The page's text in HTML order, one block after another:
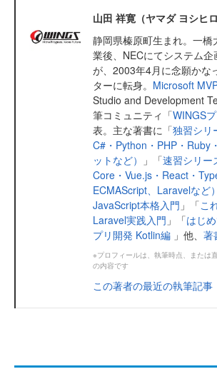
山田 祥寛（ヤマダ ヨシヒロ
静岡県榛原町生まれ。一橋
業後、NECにてシステム企
が、2003年4月に念願かな
ターに転身。 Microsoft
Studio and Development
筆コミュニティ「WINGS
表。主な著書に「独習シリ
C#・Python・PHP・Ruby
ットなど）
」「速習シリー
Core・Vue.js・React・
ECMAScript、Laravelなど）
JavaScript本格入門 」「こ
Laravel実践入門 」「はじ
プリ開発 Kotlin編 」他、 著
※プロフィールは、執筆時点、または
の内容です
この著者の最近の執筆記事